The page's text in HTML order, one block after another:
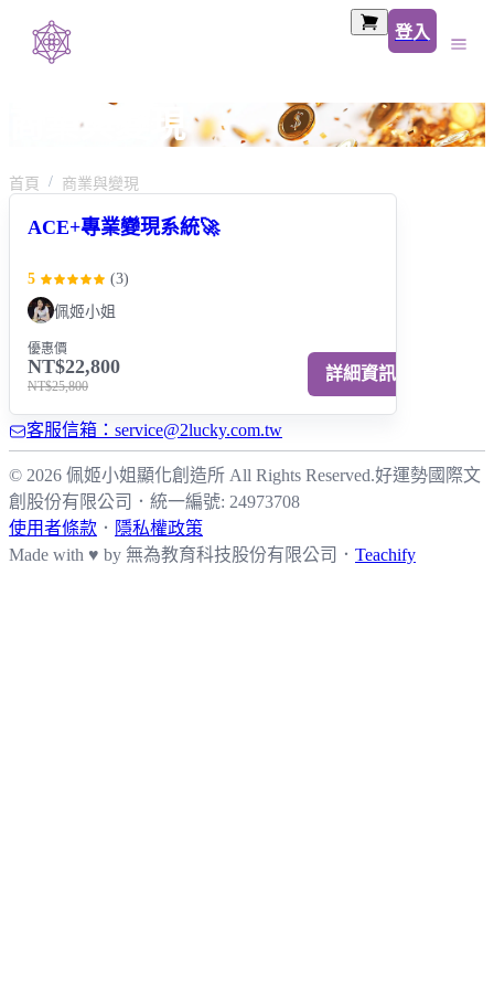
登入
商業與變現
首頁 商業與變現
ACE+專業變現系統🚀
5 (3)
佩姬小姐
優惠價
NT$22,800
NT$25,800
詳細資訊
客服信箱：service@2lucky.com.tw
© 2026 佩姬小姐顯化創造所 All Rights Reserved.好運勢國際文
創股份有限公司
． 統一編號: 24973708
使用者條款 ． 隱私權政策
Made with ♥ by 無為教育科技股份有限公司． Teachify